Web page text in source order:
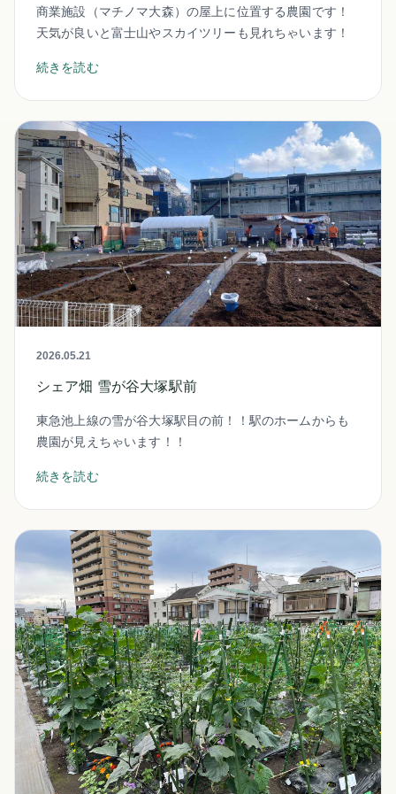
商業施設（マチノマ大森）の屋上に位置する農園です！
天気が良いと富士山やスカイツリーも見れちゃいます！
続きを読む
2026.05.21
シェア畑 雪が谷大塚駅前
東急池上線の雪が谷大塚駅目の前！！駅のホームからも
農園が見えちゃいます！！
続きを読む